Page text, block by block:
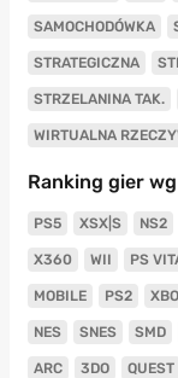
SAMOCHODÓWKA
STRATEGICZNA
STRZELANINA TAK.
WIRTUALNA
Ranking gier
PS5 XSX|S NS2
X360 WII PS
MOBILE PS2
NES SNES SMD
ARC 3DO QUEST